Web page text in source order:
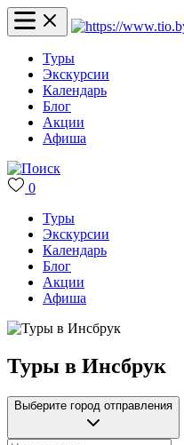
Туры
Экскурсии
Календарь
Блог
Акции
Афиша
0
Туры
Экскурсии
Календарь
Блог
Акции
Афиша
Туры в Инсбрук
Выберите город отправления